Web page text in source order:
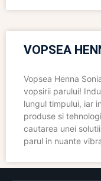
VOPSEA
Vopsea Henna
vopsirii parului!
lungul timpului, iar
produse si
cautarea unei
parul in nuante